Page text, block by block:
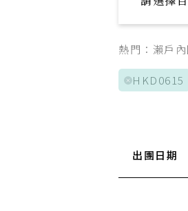
熱門： 瀨戶
HKD0615
出團日期